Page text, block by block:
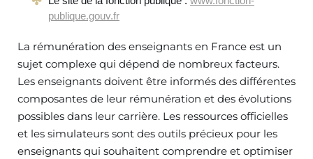
publique.gouv.fr
La rémunération des enseignants en France est un
sujet complexe qui dépend de nombreux facteurs.
Les enseignants doivent être informés des différentes
composantes de leur rémunération et des évolutions
possibles dans leur carrière. Les ressources officielles
et les simulateurs sont des outils précieux pour les
enseignants qui souhaitent comprendre et optimiser